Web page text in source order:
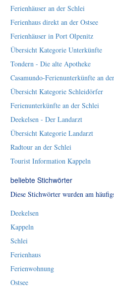
Ferienhäuser an der Schlei
Ferienhaus direkt an der Ostsee
Ferienhäuser in Port Olpenitz
Übersicht Kategorie Unterkünfte
Tondern - Die alte Apotheke
Casamundo-Ferienunterkünfte an
Übersicht Kategorie Schleidörfer
Ferienunterkünfte an der Schlei
Deekelsen - Der Landarzt
Übersicht Kategorie Landarzt
Radtour an der Schlei
Tourist Information Kappeln
beliebte Stichwörter
Diese Stichwörter wurden am
Deekelsen
Kappeln
Schlei
Ferienhaus
Ferienwohnung
Ostsee